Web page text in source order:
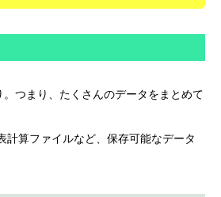
。つまり、たくさんのデータをまとめて
算ファイルなど、保存可能なデータ